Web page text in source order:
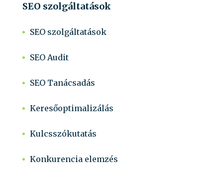
SEO szolgáltatások
SEO szolgáltatások
SEO Audit
SEO Tanácsadás
Keresőoptimalizálás
Kulcsszókutatás
Konkurencia elemzés